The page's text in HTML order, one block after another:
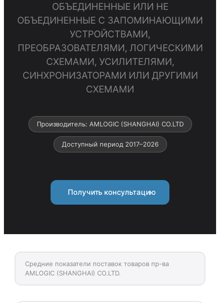
ОБЪЕДИНЕННЫЕ ИЛИ НЕ
ОБЪЕДИНЕННЫЕ С ЗАПОМИНАЮЩИМИ
УСТРОЙСТВАМИ,
ПРЕОБРАЗОВАТЕЛЯМИ, ЛОГИЧЕСКИМИ
СХЕМАМИ, УСИЛИТЕЛЯМИ,
СИНХРОНИЗАТОРАМИ ИЛИ ДРУГИМИ
СХЕМАМИ
Производитель: AMLOGIC (SHANGHAI) CO.LTD
Доступный период 2017–2026
Получить консультацию
Средние показатели поставок товаров пр-ва
AMLOGIC (SHANGHAI) CO.LTD.